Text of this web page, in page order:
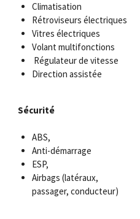
Climatisation
Rétroviseurs électriques
Vitres électriques
Volant multifonctions
Régulateur de vitesse
Direction assistée
Sécurité
ABS,
Anti-démarrage
ESP,
Airbags (latéraux,
passager, conducteur)